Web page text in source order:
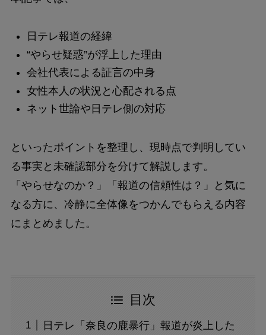
日テレ報道の経緯
“やらせ疑惑”が浮上した理由
会社代表による証言の中身
女性本人の状況と心配される点
ネット世論や日テレ側の対応
といったポイントを整理し、現時点で判明してい
る事実と未確認部分を分けて解説します。
「やらせなのか？」「報道の信頼性は？」と気に
なる方に、冷静に全体像をつかんでもらえる内容
にまとめました。
目次
日テレ「奈良の鹿暴行」報道が炎上した